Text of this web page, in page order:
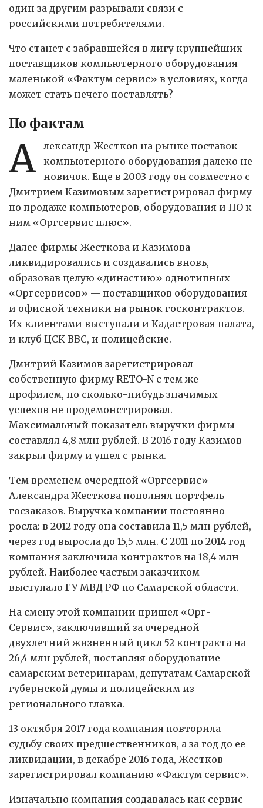
один за другим разрывали связи с
российскими потребителями.
Что станет с забравшейся в лигу крупнейших
поставщиков компьютерного оборудования
маленькой «Фактум сервис» в условиях, когда
может стать нечего поставлять?
По фактам
А
лександр Жестков на рынке поставок
компьютерного оборудования далеко не
новичок. Еще в 2003 году он совместно с
Дмитрием Казимовым зарегистрировал фирму
по продаже компьютеров, оборудования и ПО к
ним «Оргсервис плюс».
Далее фирмы Жесткова и Казимова
ликвидировались и создавались вновь,
образовав целую «династию» однотипных
«Оргсервисов» — поставщиков оборудования
и офисной техники на рынок госконтрактов.
Их клиентами выступали и Кадастровая палата,
и клуб ЦСК ВВС, и полицейские.
Дмитрий Казимов зарегистрировал
собственную фирму RETO-N с тем же
профилем, но сколько-нибудь значимых
успехов не продемонстрировал.
Максимальный показатель выручки фирмы
составлял 4,8 млн рублей. В 2016 году Казимов
закрыл фирму и ушел с рынка.
Тем временем очередной «Оргсервис»
Александра Жесткова пополнял портфель
госзаказов. Выручка компании постоянно
росла: в 2012 году она составила 11,5 млн рублей,
через год выросла до 15,5 млн. С 2011 по 2014 год
компания заключила контрактов на 18,4 млн
рублей. Наиболее частым заказчиком
выступало ГУ МВД РФ по Самарской области.
На смену этой компании пришел «Орг-
Сервис», заключивший за очередной
двухлетний жизненный цикл 52 контракта на
26,4 млн рублей, поставляя оборудование
самарским ветеринарам, депутатам Самарской
губернской думы и полицейским из
регионального главка.
13 октября 2017 года компания повторила
судьбу своих предшественников, а за год до ее
ликвидации, в декабре 2016 года, Жестков
зарегистрировал компанию «Фактум сервис».
Изначально компания создавалась как сервис